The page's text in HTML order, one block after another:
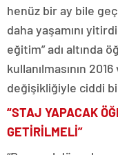
henüz bir ay bile
daha yaşamını
eğitim” adı altında
kullanılmasının
değişikliğiyle ciddi
“STAJ YAPACAK
GETİRİLMELİ”